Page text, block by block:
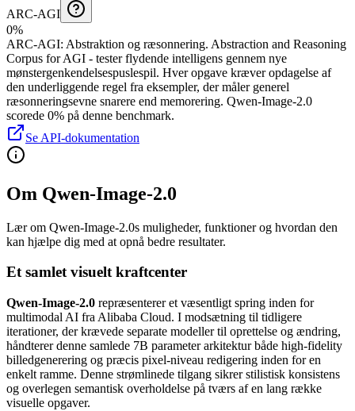
ARC-AGI
0%
ARC-AGI: Abstraktion og ræsonnering. Abstraction and Reasoning
Corpus for AGI - tester flydende intelligens gennem nye
mønstergenkendelsespuslespil. Hver opgave kræver opdagelse af
den underliggende regel fra eksempler, der måler generel
ræsonneringsevne snarere end memorering. Qwen-Image-2.0
scorede 0% på denne benchmark.
Se API-dokumentation
Om Qwen-Image-2.0
Lær om Qwen-Image-2.0s muligheder, funktioner og hvordan den
kan hjælpe dig med at opnå bedre resultater.
Et samlet visuelt kraftcenter
Qwen-Image-2.0 repræsenterer et væsentligt spring inden for
multimodal AI fra Alibaba Cloud. I modsætning til tidligere
iterationer, der krævede separate modeller til oprettelse og ændring,
håndterer denne samlede 7B parameter arkitektur både high-fidelity
billedgenerering og præcis pixel-niveau redigering inden for en
enkelt ramme. Denne strømlinede tilgang sikrer stilistisk konsistens
og overlegen semantisk overholdelse på tværs af en lang række
visuelle opgaver.